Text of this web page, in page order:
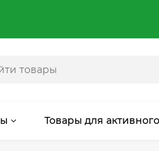
Товары для